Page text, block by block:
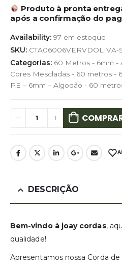
Produto à pronta
após a confirmação do
Availability: 97 em estoque
SKU: CTA06006VERVDOLIVA-
Categorias: 60 Metros - 6mm -
Cores Mescladas - 60 metros -
PE – 6mm – Algodão - 60
DESCRIÇÃO
Bem-vindo à joay cordas,
qualidade!
Apresentamos nossa Corda